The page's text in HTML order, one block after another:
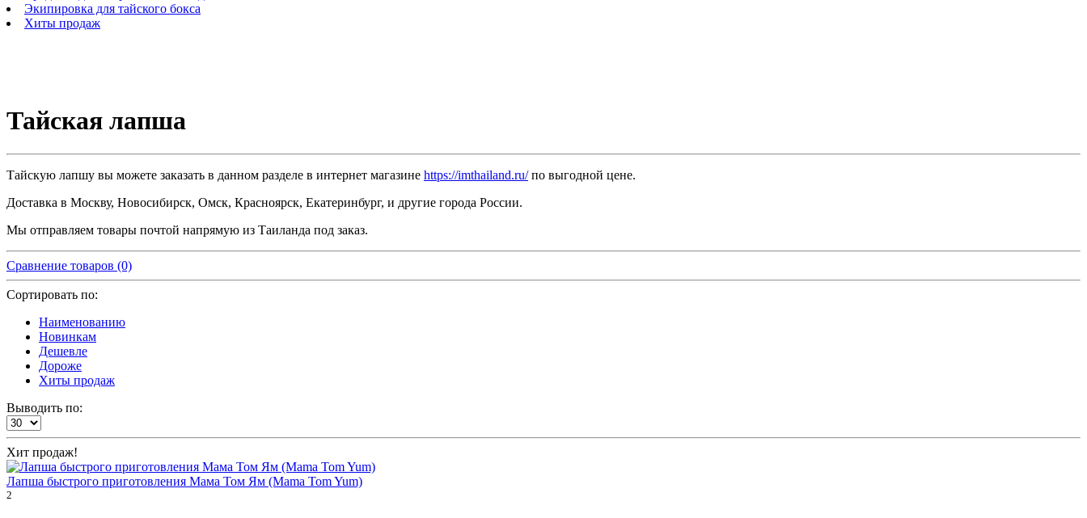
Экипировка для тайского бокса
Хиты продаж
Тайская лапша
Тайскую лапшу вы можете заказать в данном разделе в интернет магазине https://imthailand.ru/по выгодной цене.
Доставка в Москву, Новосибирск, Омск, Красноярск, Екатеринбург, и другие города России.
Мы отправляем товары почтой напрямую из Таиланда под заказ.
Сравнение товаров (0)
Сортировать по:
Наименованию
Новинкам
Дешевле
Дороже
Хиты продаж
Выводить по:
Хит продаж!
Лапша быстрого приготовления Мама Том Ям (Mama Tom Yum)
2